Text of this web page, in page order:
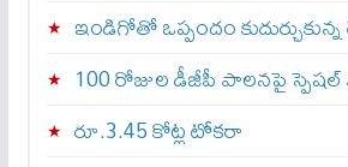
ఇండిగోతో ఒప్పందం
100 రోజుల డీజీపీ పాలనపై
రూ.3.45 కోట్ల టోకరా